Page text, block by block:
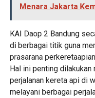
Menara Jakarta
KAI Daop 2 Bandung
di berbagai titik guna
prasarana
Hal ini penting
perjalanan kereta api di
melayani berbagai